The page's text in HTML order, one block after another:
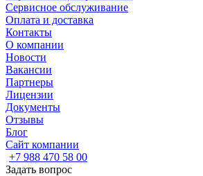
Сервисное обслуживание
Оплата и доставка
Контакты
О компании
Новости
Вакансии
Партнеры
Лицензии
Документы
Отзывы
Блог
Сайт компании
+7 988 470 58 00
Задать вопрос